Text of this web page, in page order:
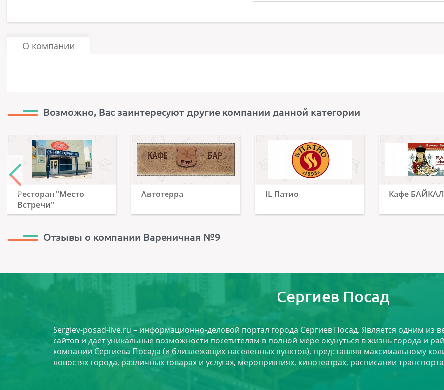
О компании
Возможно, Вас заинтересуют другие компании данной категории
Ресторан "Место
Встречи"
Автотерра IL Патио Кафе БАЙКАЛ
Отзывы о компании Вареничная №9
Сергиев Посад
Sergiev-posad-live.ru – информационно-деловой портал города Сергиев Посад. Является одним из
сайтов и даёт уникальные возможности посетителям в полной мере окунуться в жизнь города и
компании Сергиева Посада (и близлежащих населенных пунктов), представляя максимальному
новостях города, различных товарах и услугах, мероприятиях, кинотеатрах, расписании